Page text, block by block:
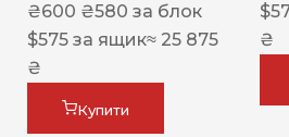
₴600 ₴580 за блок
$575 за ящик≈ 25 875
₴
Купити
$
₴